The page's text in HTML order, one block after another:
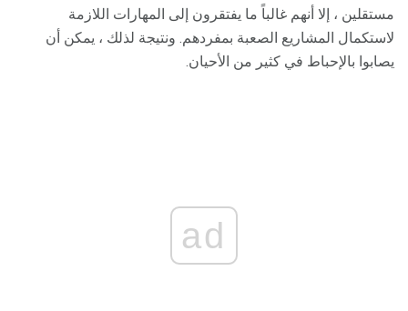
مستقلين ، إلا أنهم غالباً ما يفتقرون إلى المهارات اللازمة
لاستكمال المشاريع الصعبة بمفردهم. ونتيجة لذلك ، يمكن أن
يصابوا بالإحباط في كثير من الأحيان.
ad